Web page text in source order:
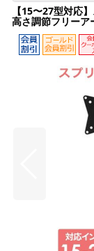
【15〜27型対応
高さ調節フリー